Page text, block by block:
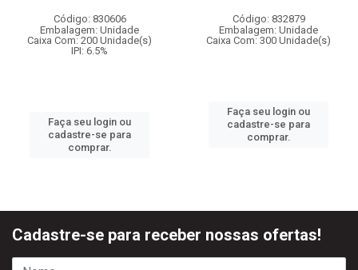
Código: 830606
Embalagem: Unidade
Caixa Com: 200 Unidade(s)
IPI: 6.5%
Faça seu login ou
cadastre-se para
comprar.
Código: 832879
Embalagem: Unidade
Caixa Com: 300 Unidade(s)
Faça seu login ou
cadastre-se para
comprar.
Cadastre-se para receber nossas ofertas!